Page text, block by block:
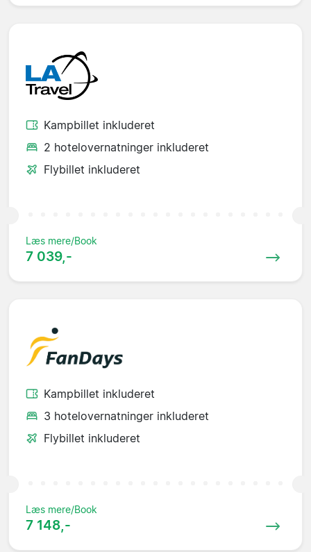
Kampbillet inkluderet
2 hotelovernatninger inkluderet
Flybillet inkluderet
Læs mere/Book
7 039,-
Kampbillet inkluderet
3 hotelovernatninger inkluderet
Flybillet inkluderet
Læs mere/Book
7 148,-